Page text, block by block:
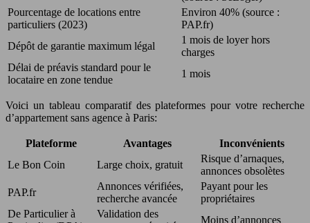
Pourcentage de locations entre
particuliers (2023)
Environ 40% (source :
PAP.fr)
Dépôt de garantie maximum légal
1 mois de loyer hors
charges
Délai de préavis standard pour le
locataire en zone tendue
1 mois
Voici un tableau comparatif des plateformes pour votre recherche
d’appartement sans agence à Paris:
Plateforme Avantages
Inconvénients
Le Bon Coin
Large choix, gratuit
Risque d’arnaques,
annonces obsolètes
PAP.fr
Annonces vérifiées,
recherche avancée
Payant pour les
propriétaires
De Particulier à
Validation des
Moins d’annonces